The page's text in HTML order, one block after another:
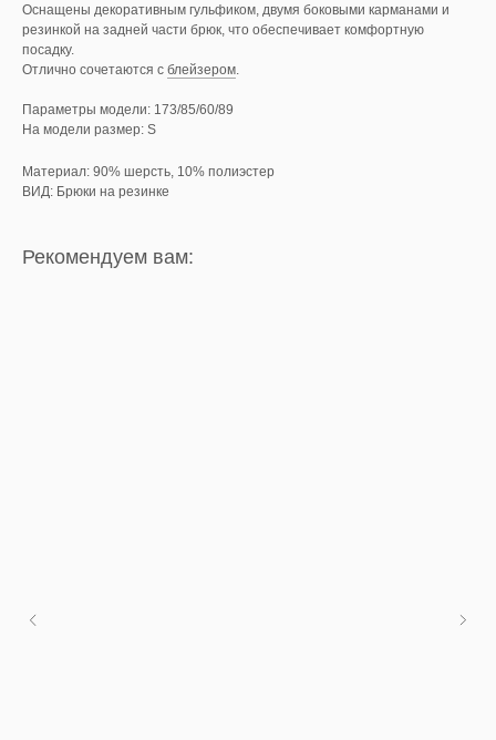
Оснащены декоративным гульфиком, двумя боковыми карманами и
резинкой на задней части брюк, что обеспечивает комфортную
посадку.
Отлично сочетаются с блейзером.
Параметры модели: 173/85/60/89
На модели размер: S
Материал: 90% шерсть, 10% полиэстер
ВИД: Брюки на резинке
Рекомендуем вам: